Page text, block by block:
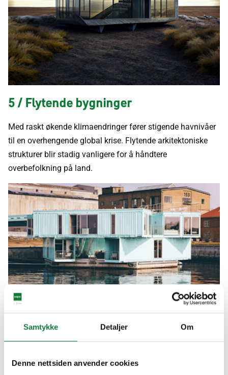
Samtykke Detaljer Om
Denne nettsiden anvender cookies
5 / Flytende bygninger
Med raskt økende klimaendringer fører stigende havnivåer
til en overhengende global krise. Flytende arkitektoniske
strukturer blir stadig vanligere for å håndtere
overbefolkning på land.
6 / Brutalisme
Brutalistisk arkitektur kjennetegnes av massive,